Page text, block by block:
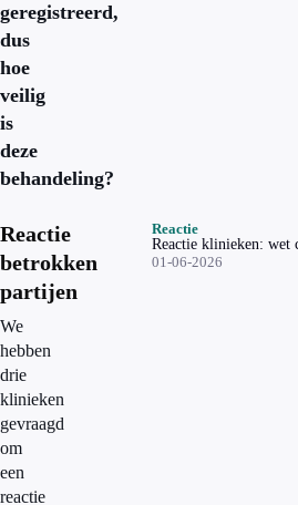
geregistreerd,
dus
hoe
veilig
is
deze
behandeling?
Reactie
betrokken
partijen
We
hebben
drie
klinieken
gevraagd
om
een
reactie
Reactie
Reactie klinieken: wet
01-06-2026